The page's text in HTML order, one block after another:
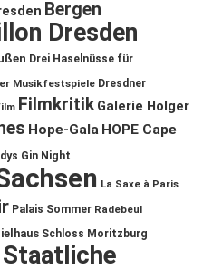
Bergen
Dresden
Drei Haselnüsse für
Musikfestspiele Dresdner
Filmkritik Galerie Holger
Hope-Gala HOPE Cape
Gin Night
La Saxe à Paris
Palais Sommer Radebeul
Schloss Moritzburg
Staatliche